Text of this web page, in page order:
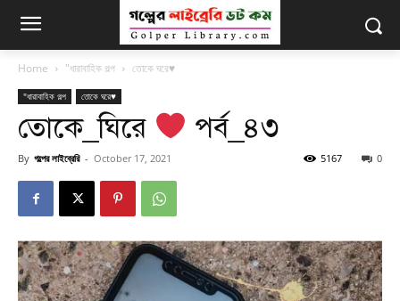
Home "ধারাবাহিক গল্প তোকে ঘরে♥
"ধারাবাহিক গল্প তোকে ঘরে♥
তোকে_ঘিরে পর্ব_৪৩
By গল্পের লাইব্রেরি - October 17, 2021 0
5167